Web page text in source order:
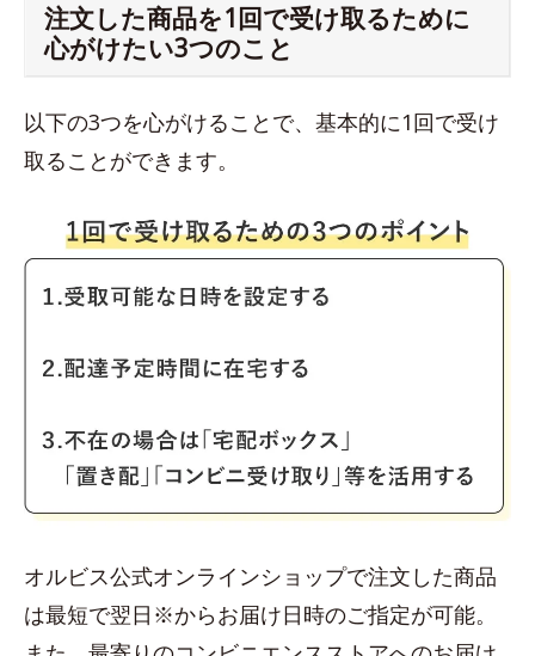
注文した商品を1回で受け取るために
心がけたい3つのこと
以下の3つを心がけることで、基本的に1回で受け
取ることができます。
オルビス公式オンラインショップで注文した商品
は最短で翌日※からお届け日時のご指定が可能。